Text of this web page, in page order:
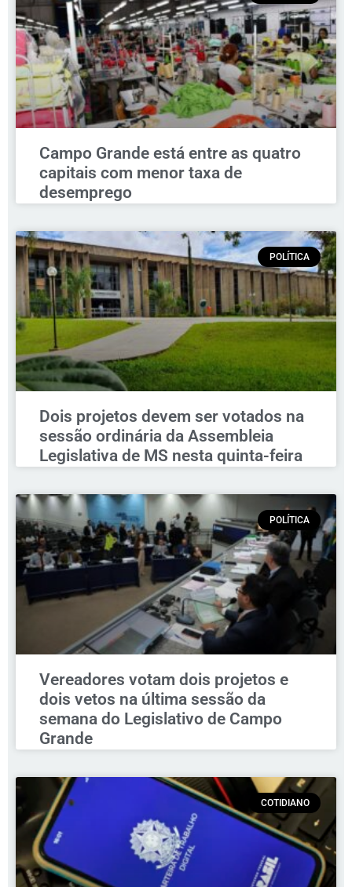
Campo Grande está entre as quatro
capitais com menor taxa de
desemprego
POLÍTICA
Dois projetos devem ser votados na
sessão ordinária da Assembleia
Legislativa de MS nesta quinta-feira
POLÍTICA
Vereadores votam dois projetos e
dois vetos na última sessão da
semana do Legislativo de Campo
Grande
COTIDIANO